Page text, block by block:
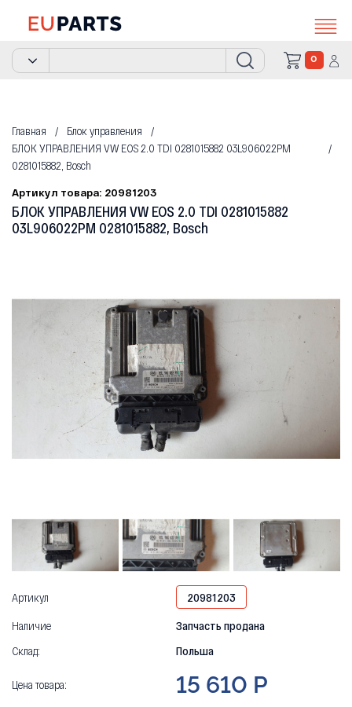
0
Главная
Блок управления
БЛОК УПРАВЛЕНИЯ VW EOS 2.0 TDI 0281015882 03L906022PM
0281015882, Bosch
Артикул товара: 20981203
БЛОК УПРАВЛЕНИЯ VW EOS 2.0 TDI 0281015882
03L906022PM 0281015882, Bosch
Артикул
20981203
Наличие
Запчасть продана
Склад:
Польша
Цена товара: 15 610 Р